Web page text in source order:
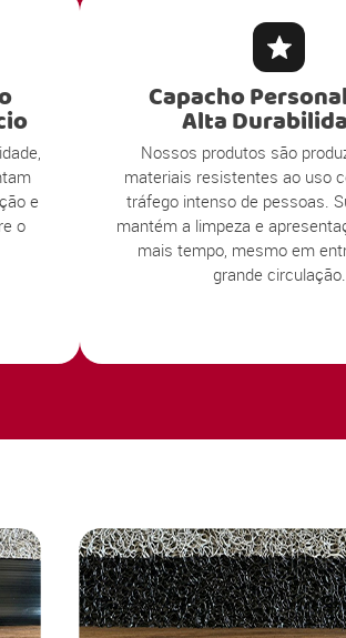
e
o
Capacho
Alta
Nossos produtos são
materiais resistentes ao uso
tráfego intenso de pessoas.
mantém a limpeza e
mais tempo, mesmo em
grande circulação.